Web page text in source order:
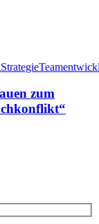
Strategie
zum